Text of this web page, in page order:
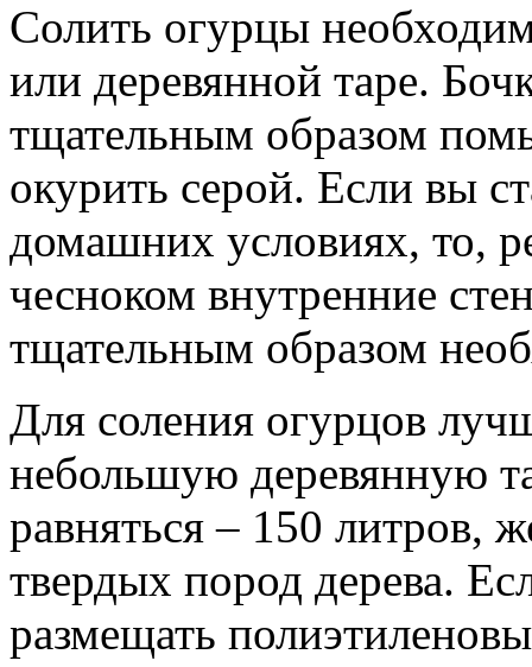
Солить огурцы
или деревянной таре.
тщательным образом
окурить серой. Если вы
домашних условиях, то,
чесноком внутренние
тщательным образом
Для соления огурцов
небольшую деревянную
равняться – 150 литров,
твердых пород дерева.
размещать